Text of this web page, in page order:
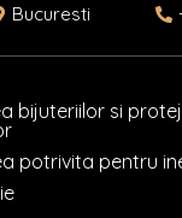
Bucuresti
bijuteriilor si
potrivita pentru